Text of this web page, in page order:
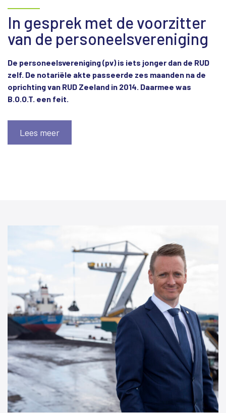
In gesprek met de voorzitter
van de personeelsvereniging
De personeelsvereniging (pv) is iets jonger dan de RUD
zelf. De notariële akte passeerde zes maanden na de
oprichting van RUD Zeeland in 2014. Daarmee was
B.O.O.T. een feit.
Lees meer